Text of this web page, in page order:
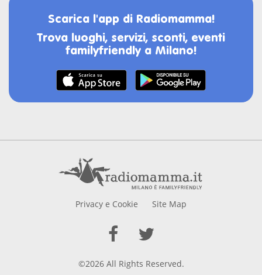
Scarica l'app di Radiomamma!
Trova luoghi, servizi, sconti, eventi
familyfriendly a Milano!
Privacy e Cookie Site Map
©2026 All Rights Reserved.